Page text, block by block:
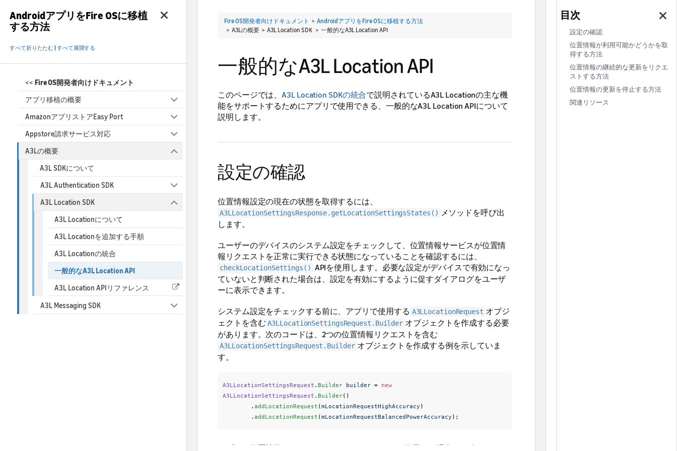
AndroidアプリをFire OSに移植
する方法
すべて折りたたむ すべて展開する
<< Fire OS開発者向けドキュメント
アプリ移植の概要
AmazonアプリストアEasy Port
Appstore請求サービス対応
A3Lの概要
A3L SDKについて
A3L Authentication SDK
A3L Location SDK
A3L Locationについて
A3L Locationを追加する手順
A3L Locationの統合
一般的なA3L Location API
A3L Location APIリファレンス
A3L Messaging SDK
Fire OS開発者向けドキュメント > AndroidアプリをFire OSに移植する方法
> A3Lの概要 > A3L Location SDK > 一般的なA3L Location API
一般的なA3L Location API
このページでは、A3L Location SDKの統合で説明されているA3L Locationの主な機
能をサポートするためにアプリで使用できる、一般的なA3L Location APIについて
説明します。
設定の確認
位置情報設定の現在の状態を取得するには、
A3LLocationSettingsResponse.getLocationSettingsStates()
メソッドを呼び出
します。
ユーザーのデバイスのシステム設定をチェックして、位置情報サービスが位置情
報リクエストを正常に実行できる状態になっていることを確認するには、
checkLocationSettings() APIを使用します。必要な設定がデバイスで有効になっ
ていないと判断された場合は、設定を有効にするように促すダイアログをユーザ
ーに表示できます。
システム設定をチェックする前に、アプリで使用する A3LLocationRequest オブジ
ェクトを含む A3LLocationSettingsRequest.Builder オブジェクトを作成する必要
があります。次のコードは、2つの位置情報リクエストを含む
A3LLocationSettingsRequest.Builder オブジェクトを作成する例を示していま
す。
A3LLocationSettingsRequest . Builder builder =
new
A3LLocationSettingsRequest . Builder()
. addLocationRequest (mLocationRequestHighAccuracy )
. addLocationRequest (mLocationRequestBalancedPowerAccuracy );
アプリで位置情報にBluetooth Low Energy（BLE）を使用する場合は、次のコード
設定の確認
位置情報が利用可能かどうかを取
得する方法
位置情報の継続的な更新をリクエ
ストする方法
位置情報の更新を停止する方法
関連リソース